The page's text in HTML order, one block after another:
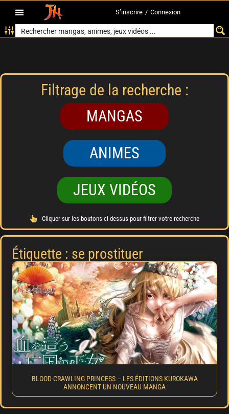
S’inscrire / Connexion
Filtrage de la recherche :
MANGAS
ANIMES
JEUX VIDÉOS
Cliquer sur les boutons ci-dessus pour filtrer votre recherche
Étiquette : se prostituer
BLOOD-CRAWLING PRINCESS – LES ÉDITIONS KUROKAWA
ANNONCENT UN NOUVEAU MANGA